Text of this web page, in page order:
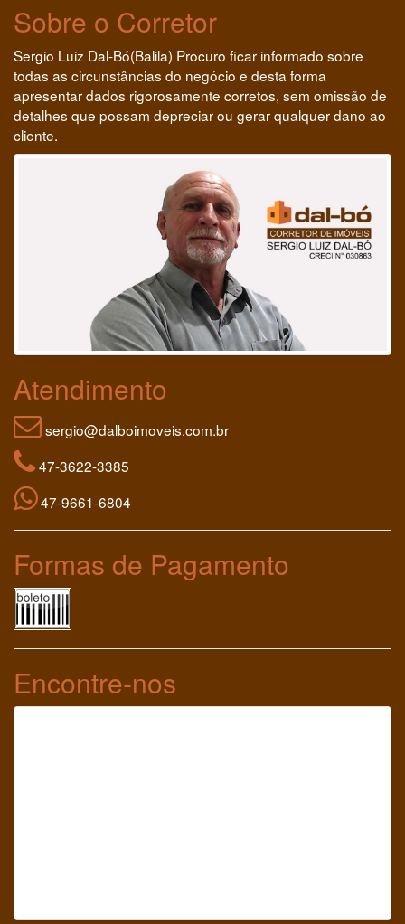
Sobre o Corretor
Sergio Luiz Dal-Bó(Balila) Procuro ficar informado sobre
todas as circunstâncias do negócio e desta forma
apresentar dados rigorosamente corretos, sem omissão de
detalhes que possam depreciar ou gerar qualquer dano ao
cliente.
Atendimento
sergio@dalboimoveis.com.br
47-3622-3385
47-9661-6804
Formas de Pagamento
Encontre-nos